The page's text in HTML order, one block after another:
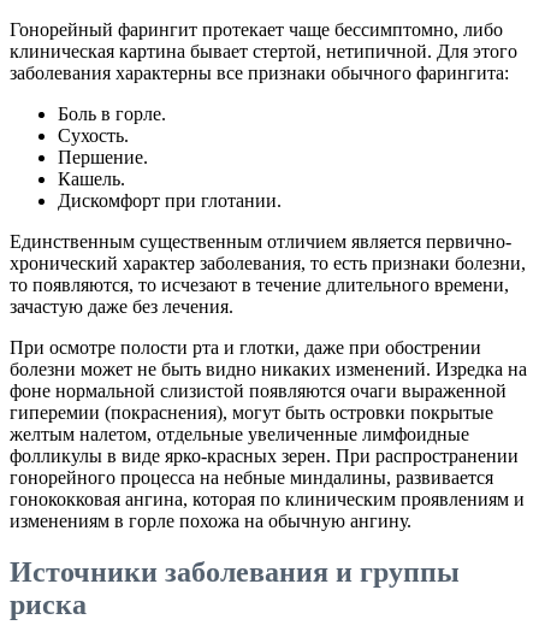
Гонорейный фарингит протекает чаще бессимптомно, либо
клиническая картина бывает стертой, нетипичной. Для этого
заболевания характерны все признаки обычного фарингита:
Боль в горле.
Сухость.
Першение.
Кашель.
Дискомфорт при глотании.
Единственным существенным отличием является первично-
хронический характер заболевания, то есть признаки болезни,
то появляются, то исчезают в течение длительного времени,
зачастую даже без лечения.
При осмотре полости рта и глотки, даже при обострении
болезни может не быть видно никаких изменений. Изредка на
фоне нормальной слизистой появляются очаги выраженной
гиперемии (покраснения), могут быть островки покрытые
желтым налетом, отдельные увеличенные лимфоидные
фолликулы в виде ярко-красных зерен. При распространении
гонорейного процесса на небные миндалины, развивается
гонококковая ангина, которая по клиническим проявлениям и
изменениям в горле похожа на обычную ангину.
Источники заболевания и группы
риска